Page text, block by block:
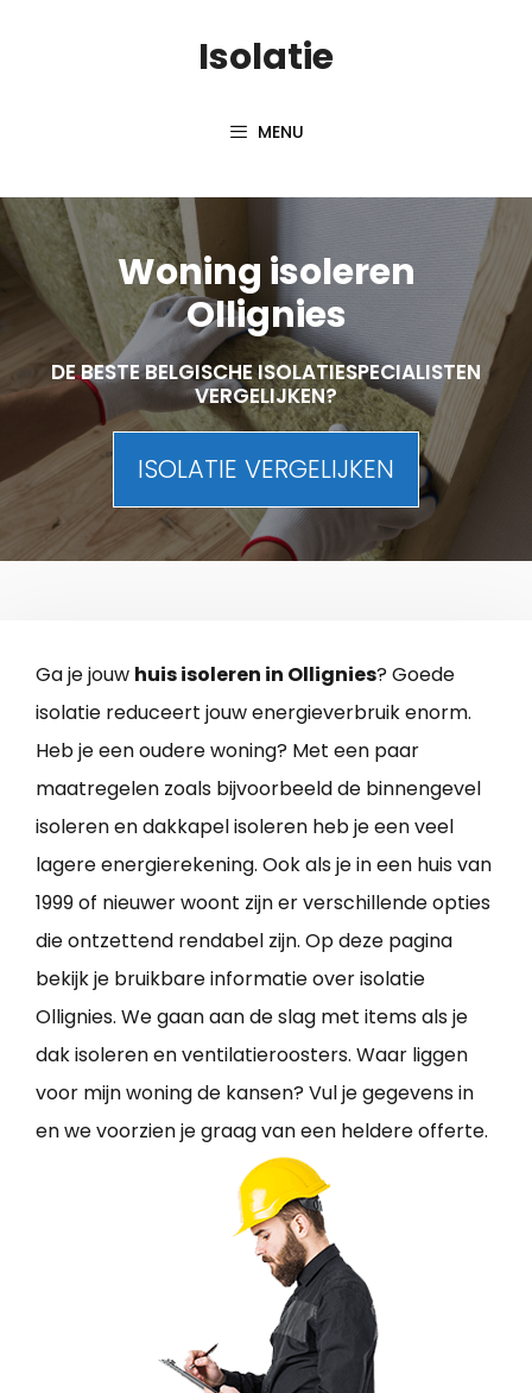
Isolatie
MENU
Woning isoleren
Ollignies
DE BESTE BELGISCHE ISOLATIESPECIALISTEN
VERGELIJKEN?
ISOLATIE VERGELIJKEN
Ga je jouw huis isoleren in Ollignies? Goede
isolatie reduceert jouw energieverbruik enorm.
Heb je een oudere woning? Met een paar
maatregelen zoals bijvoorbeeld de binnengevel
isoleren en dakkapel isoleren heb je een veel
lagere energierekening. Ook als je in een huis van
1999 of nieuwer woont zijn er verschillende opties
die ontzettend rendabel zijn. Op deze pagina
bekijk je bruikbare informatie over isolatie
Ollignies. We gaan aan de slag met items als je
dak isoleren en ventilatieroosters. Waar liggen
voor mijn woning de kansen? Vul je gegevens in
en we voorzien je graag van een heldere offerte.